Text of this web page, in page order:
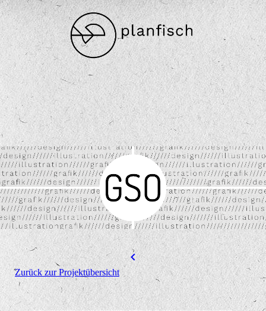
Zurück zur Projektübersicht